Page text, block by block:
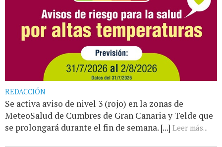
REDACCIÓN
Se activa aviso de nivel 3 (rojo) en la zonas de
MeteoSalud de Cumbres de Gran Canaria y Telde que
se prolongará durante el fin de semana. [...] Leer más...